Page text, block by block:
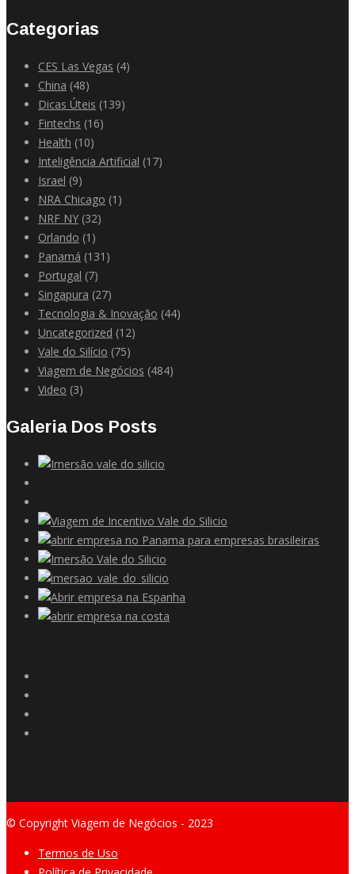
Categorias
CES Las Vegas (4)
China (48)
Dicas Úteis (139)
Fintechs (16)
Health (10)
Inteligência Artificial (17)
Israel (9)
NRA Chicago (1)
NRF NY (32)
Orlando (1)
Panamá (131)
Portugal (7)
Singapura (27)
Tecnologia & Inovação (44)
Uncategorized (12)
Vale do Silício (75)
Viagem de Negócios (484)
Video (3)
Galeria Dos Posts
© Copyright Viagem de Negócios - 2023
Termos de Uso